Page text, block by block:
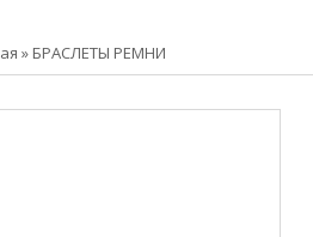
» БРАСЛЕТЫ РЕМНИ